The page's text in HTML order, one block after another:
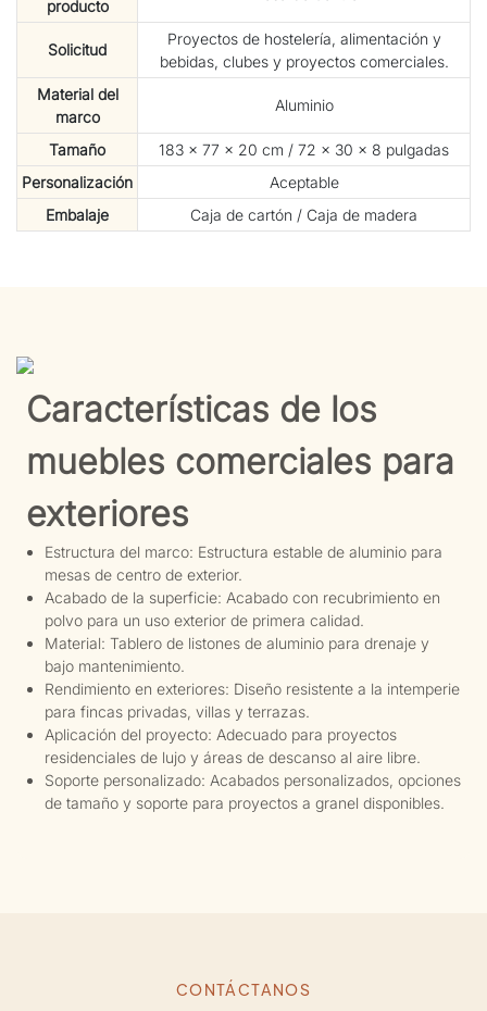
producto
Solicitud
Proyectos de hostelería, alimentación y
bebidas, clubes y proyectos comerciales.
Material del
marco
Aluminio
Tamaño
183 × 77 × 20 cm / 72 × 30 × 8 pulgadas
Personalización
Aceptable
Embalaje
Caja de cartón / Caja de madera
Características de los
muebles comerciales para
exteriores
Estructura del marco: Estructura estable de aluminio para
mesas de centro de exterior.
Acabado de la superficie: Acabado con recubrimiento en
polvo para un uso exterior de primera calidad.
Material: Tablero de listones de aluminio para drenaje y
bajo mantenimiento.
Rendimiento en exteriores: Diseño resistente a la intemperie
para fincas privadas, villas y terrazas.
Aplicación del proyecto: Adecuado para proyectos
residenciales de lujo y áreas de descanso al aire libre.
Soporte personalizado: Acabados personalizados, opciones
de tamaño y soporte para proyectos a granel disponibles.
CONTÁCTANOS